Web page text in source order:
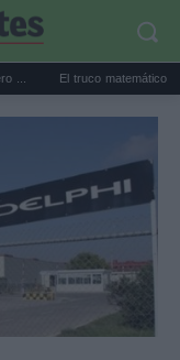
El truco matemático para